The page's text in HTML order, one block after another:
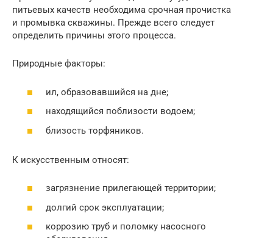
питьевых качеств необходима срочная прочистка
и промывка скважины. Прежде всего следует
определить причины этого процесса.
Природные факторы:
ил, образовавшийся на дне;
находящийся поблизости водоем;
близость торфяников.
К искусственным относят:
загрязнение прилегающей территории;
долгий срок эксплуатации;
коррозию труб и поломку насосного